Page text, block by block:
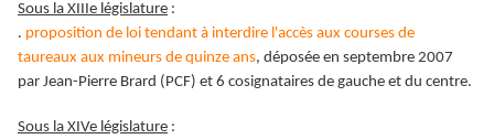
Sous la XIIIe législature :
. proposition de loi tendant à interdire l'accès aux courses de
taureaux aux mineurs de quinze ans, déposée en septembre 2007
par Jean-Pierre Brard (PCF) et 6 cosignataires de gauche et du centre.
Sous la XIVe législature :